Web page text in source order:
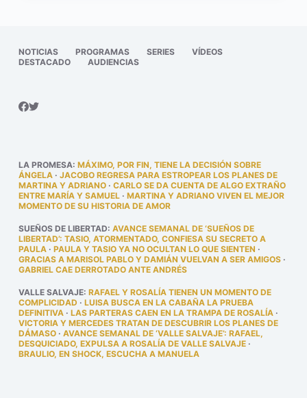
NOTICIAS PROGRAMAS SERIES
VÍDEOS
DESTACADO
AUDIENCIAS
LA PROMESA: MÁXIMO, POR FIN, TIENE LA DECISIÓN SOBRE
ÁNGELA· JACOBO REGRESA PARA ESTROPEAR LOS PLANES DE
MARTINA Y ADRIANO· CARLO SE DA CUENTA DE ALGO EXTRAÑO
ENTRE MARÍA Y SAMUEL· MARTINA Y ADRIANO VIVEN EL MEJOR
MOMENTO DE SU HISTORIA DE AMOR
SUEÑOS DE LIBERTAD: AVANCE SEMANAL DE ‘SUEÑOS DE
LIBERTAD’: TASIO, ATORMENTADO, CONFIESA SU SECRETO A
PAULA· PAULA Y TASIO YA NO OCULTAN LO QUE SIENTEN ·
GRACIAS A MARISOL PABLO Y DAMIÁN VUELVAN A SER AMIGOS·
GABRIEL CAE DERROTADO ANTE ANDRÉS
VALLE SALVAJE: RAFAEL Y ROSALÍA TIENEN UN MOMENTO DE
COMPLICIDAD · LUISA BUSCA EN LA CABAÑA LA PRUEBA
DEFINITIVA· LAS PARTERAS CAEN EN LA TRAMPA DE ROSALÍA·
VICTORIA Y MERCEDES TRATAN DE DESCUBRIR LOS PLANES DE
DÁMASO· AVANCE SEMANAL DE ‘VALLE SALVAJE’: RAFAEL,
DESQUICIADO, EXPULSA A ROSALÍA DE VALLE SALVAJE·
BRAULIO, EN SHOCK, ESCUCHA A MANUELA